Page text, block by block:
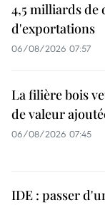
4,5 milliards de
d'exportations
06/08/2026 07:57
La filière bois
de valeur
06/08/2026 07:45
IDE : passer